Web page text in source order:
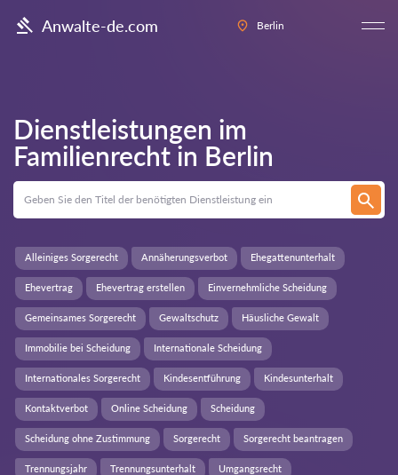
Anwalte-de.com Berlin
Dienstleistungen im
Familienrecht in Berlin
Alleiniges Sorgerecht Annäherungsverbot Ehegattenunterhalt
Ehevertrag Ehevertrag erstellen Einvernehmliche Scheidung
Gemeinsames Sorgerecht Gewaltschutz Häusliche Gewalt
Immobilie bei Scheidung Internationale Scheidung
Internationales Sorgerecht Kindesentführung Kindesunterhalt
Kontaktverbot Online Scheidung Scheidung
Scheidung ohne Zustimmung Sorgerecht Sorgerecht beantragen
Trennungsjahr Trennungsunterhalt Umgangsrecht